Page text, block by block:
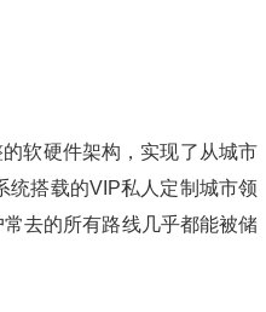
软硬件架构，实现了从城市
统搭载的VIP私人定制城市领
去的所有路线几乎都能被储